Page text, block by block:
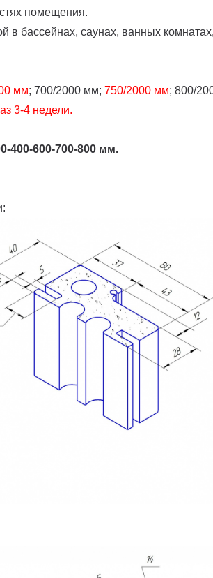
помещения.
в бассейнах, саунах, ванных
мм; 700/2000 мм; 750/2000 мм; 800/
3-4 недели.
400-600-700-800 мм.